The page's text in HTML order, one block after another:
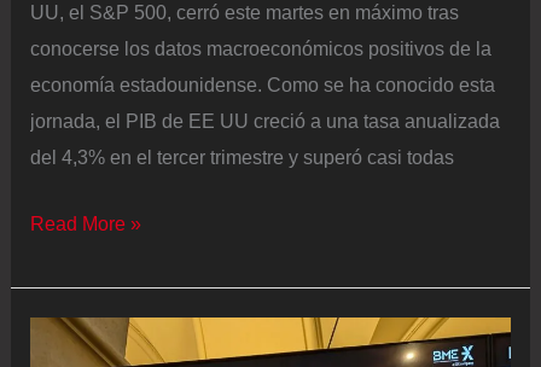
UU, el S&P 500, cerró este martes en máximo tras
conocerse los datos macroeconómicos positivos de la
economía estadounidense. Como se ha conocido esta
jornada, el PIB de EE UU creció a una tasa anualizada
del 4,3% en el tercer trimestre y superó casi todas
El
500
celebra
Read More »